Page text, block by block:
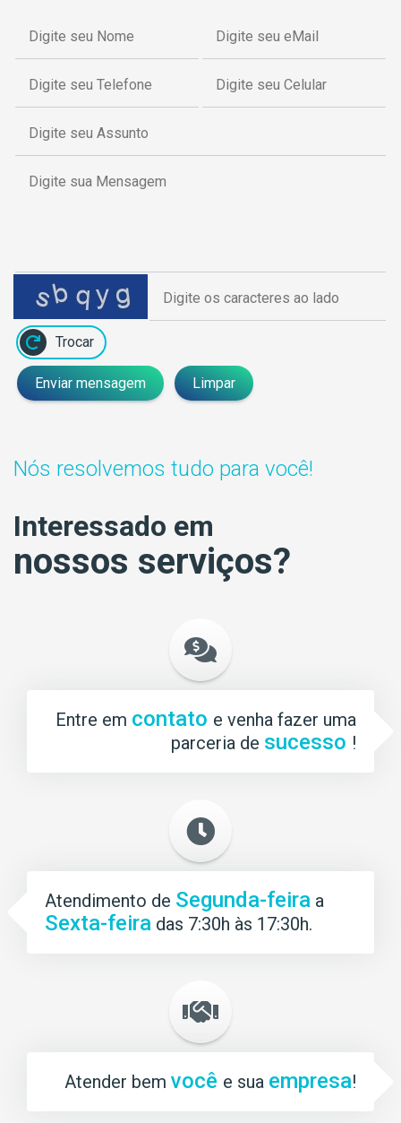
Trocar
Enviar mensagem Limpar
Nós resolvemos tudo para você!
Interessado em
nossos serviços?
Entre em contato e venha fazer uma
parceria de sucesso !
Atendimento de Segunda-feira a
Sexta-feira das 7:30h às 17:30h.
Atender bem você e sua empresa!